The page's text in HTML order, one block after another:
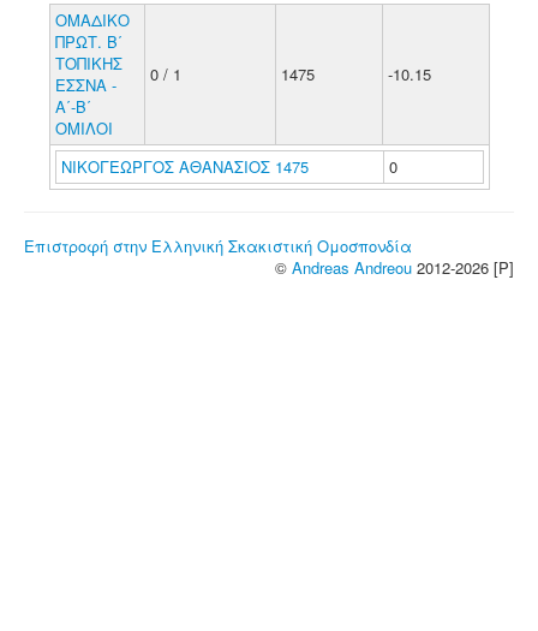
ΟΜΑΔΙΚΟ
ΠΡΩΤ. Β΄
ΤΟΠΙΚΗΣ
ΕΣΣΝΑ -
Α΄-Β΄
ΟΜΙΛΟΙ
0 / 1 1475 -10.15
ΝΙΚΟΓΕΩΡΓΟΣ ΑΘΑΝΑΣΙΟΣ 1475 0
Επιστροφή στην Ελληνική Σκακιστική Ομοσπονδία
© Andreas Andreou 2012-2026 [P]